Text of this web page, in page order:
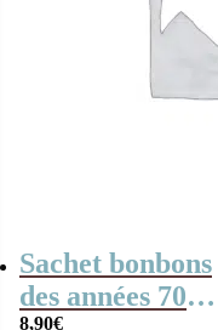
Sachet bonbons
des années 70
8,90€